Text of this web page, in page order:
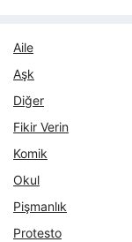
Aile
Aşk
Diğer
Fikir Verin
Komik
Okul
Pişmanlık
Protesto